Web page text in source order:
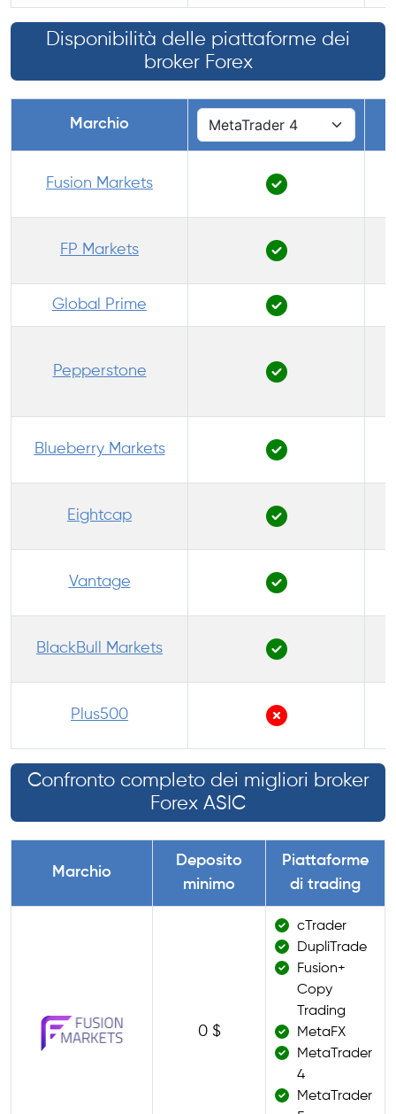
Disponibilità delle piattaforme dei
broker Forex
Marchio
Fusion Markets
FP Markets
Global Prime
Pepperstone
Blueberry Markets
Eightcap
Vantage
BlackBull Markets
Plus500
Confronto completo dei migliori broker
Forex ASIC
Marchio
Deposito
minimo
Piattaforme
di trading
0 $
cTrader
DupliTrade
Fusion+
Copy
Trading
MetaFX
MetaTrader
4
MetaTrader